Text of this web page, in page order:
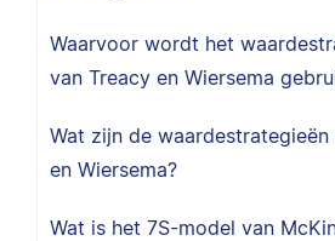
Waarvoor wordt het
van Treacy en Wiersema
Wat zijn de waardestrategieën
en Wiersema?
Wat is het 7S-model van